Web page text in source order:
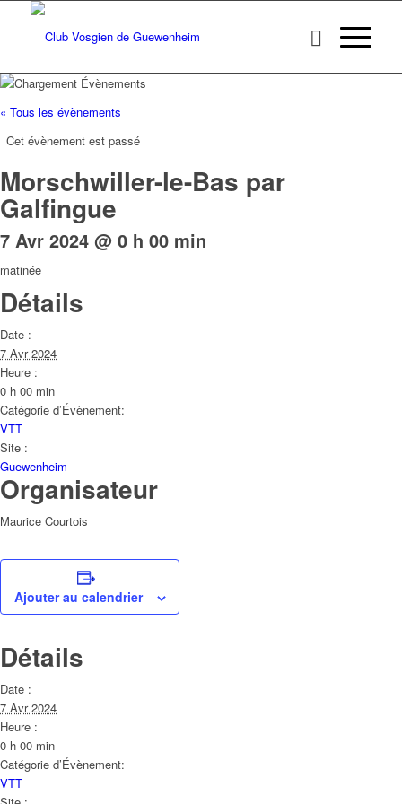
« Tous les évènements
Cet évènement est passé
Morschwiller-le-Bas par
Galfingue
7 Avr 2024 @ 0 h 00 min
matinée
Détails
Date :
7 Avr 2024
Heure :
0 h 00 min
Catégorie d’Évènement:
VTT
Site :
Guewenheim
Organisateur
Maurice Courtois
Ajouter au calendrier
Détails
Date :
7 Avr 2024
Heure :
0 h 00 min
Catégorie d’Évènement:
VTT